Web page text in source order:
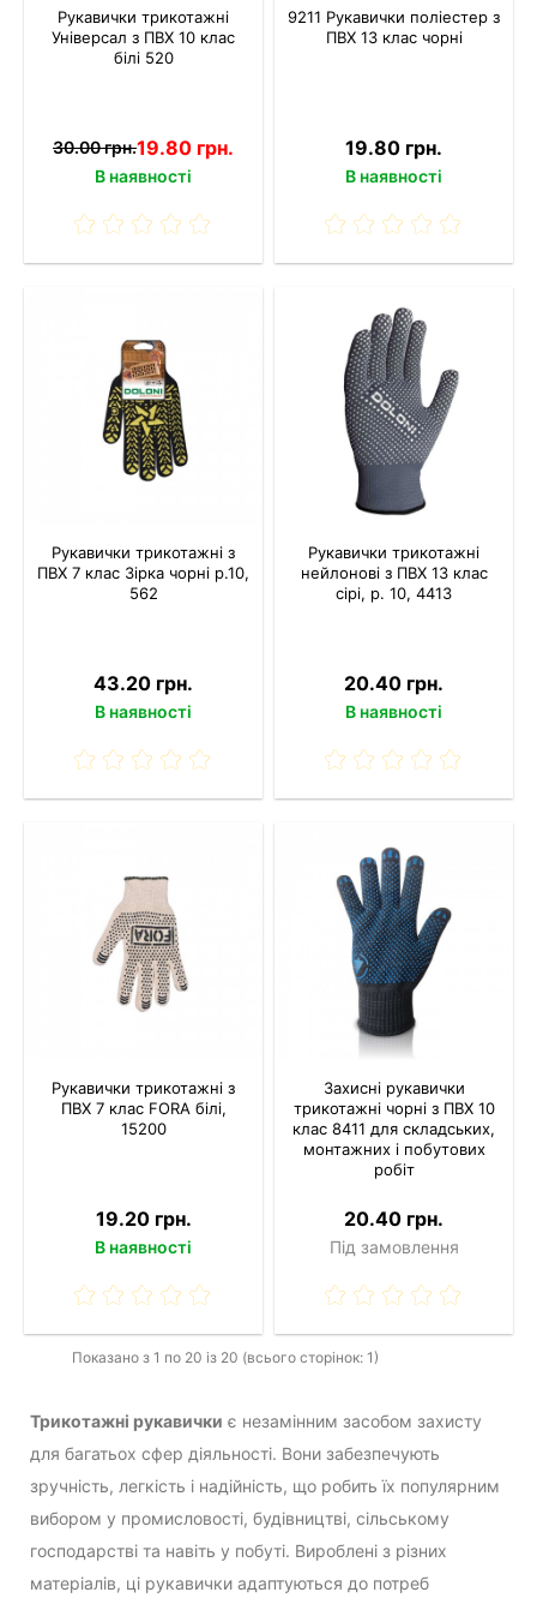
Рукавички трикотажні
Універсал з ПВХ 10 клас
білі 520
19.80 грн.
30.00 грн.
В наявності
9211 Рукавички поліестер з
ПВХ 13 клас чорні
19.80 грн.
В наявності
Рукавички трикотажні з
ПВХ 7 клас Зірка чорні р.10,
562
43.20 грн.
В наявності
Рукавички трикотажні
нейлонові з ПВХ 13 клас
сірі, р. 10, 4413
20.40 грн.
В наявності
Рукавички трикотажні з
ПВХ 7 клас FORA білі,
15200
19.20 грн.
В наявності
Захисні рукавички
трикотажні чорні з ПВХ 10
клас 8411 для складських,
монтажних і побутових
робіт
20.40 грн.
Під замовлення
Показано з 1 по 20 із 20 (всього сторінок: 1)
Трикотажні рукавички є незамінним засобом захисту
для багатьох сфер діяльності. Вони забезпечують
зручність, легкість і надійність, що робить їх популярним
вибором у промисловості, будівництві, сільському
господарстві та навіть у побуті. Вироблені з різних
матеріалів, ці рукавички адаптуються до потреб